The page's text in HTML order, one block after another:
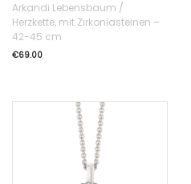
Arkandi Lebensbaum /
Herzkette, mit Zirkoniasteinen –
42-45 cm
€69.00